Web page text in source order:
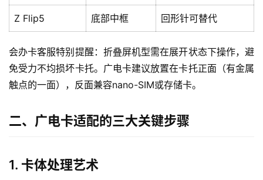
Z Flip5 底部中框 回形针可替代
会办卡客服特别提醒：折叠屏机型需在展开状态下操作，避
免受力不均损坏卡托。广电卡建议放置在卡托正面（有金属
触点的一面），反面兼容nano-SIM或存储卡。
二、广电卡适配的三大关键步骤
1. 卡体处理艺术